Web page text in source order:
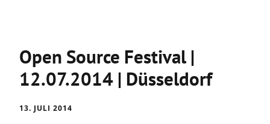
Open Source Festival |
12.07.2014 | Düsseldorf
13. JULI 2014